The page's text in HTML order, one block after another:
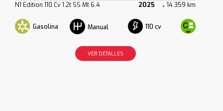
N1 Edition 110 Cv 1.2t SS Mt 6.4 2025 14.359 km
Gasolina Manual 110 cv
VER DETALLES